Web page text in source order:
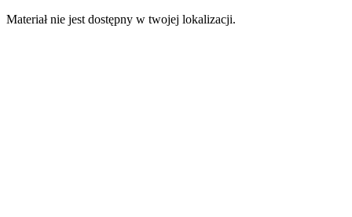
Materiał nie jest dostępny w twojej lokalizacji.